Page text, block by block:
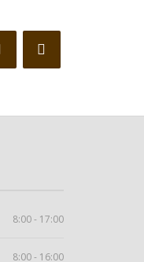
8:00 - 17:00
8:00 - 16:00